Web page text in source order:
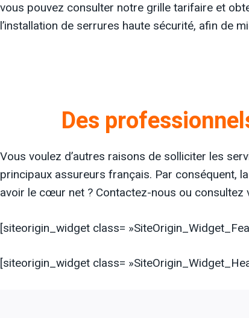
vous pouvez consulter notre grille tarifaire et
l’installation de serrures haute sécurité, afin de
Des
Vous voulez d’autres raisons de solliciter les
principaux assureurs français. Par conséquent,
avoir le cœur net ? Contactez-nous ou consultez
[siteorigin_widget class=
[siteorigin_widget class=